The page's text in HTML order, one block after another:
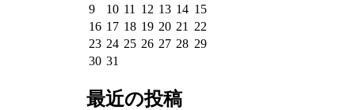
9
10 11 12 13 14 15
16 17 18 19 20 21
22
23 24 25 26 27 28 29
30 31
最近の投稿